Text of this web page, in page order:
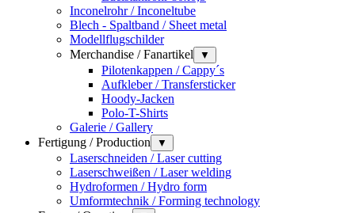
Inconelrohr / Inconeltube
Blech - Spaltband / Sheet metal
Modellflugschilder
Merchandise / Fanartikel
▼
Pilotenkappen / Cappy´s
Aufkleber / Transfersticker
Hoody-Jacken
Polo-T-Shirts
Galerie / Gallery
Fertigung / Production
▼
Laserschneiden / Laser cutting
Laserschweißen / Laser welding
Hydroformen / Hydro form
Umformtechnik / Forming technology